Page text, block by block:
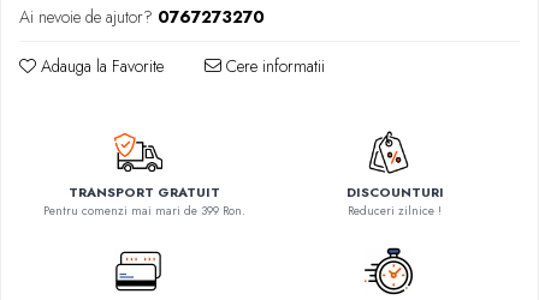
Ai nevoie de ajutor? 0767273270
Adauga la Favorite Cere informatii
TRANSPORT GRATUIT
Pentru comenzi mai mari de 399 Ron.
DISCOUNTURI
Reduceri zilnice !